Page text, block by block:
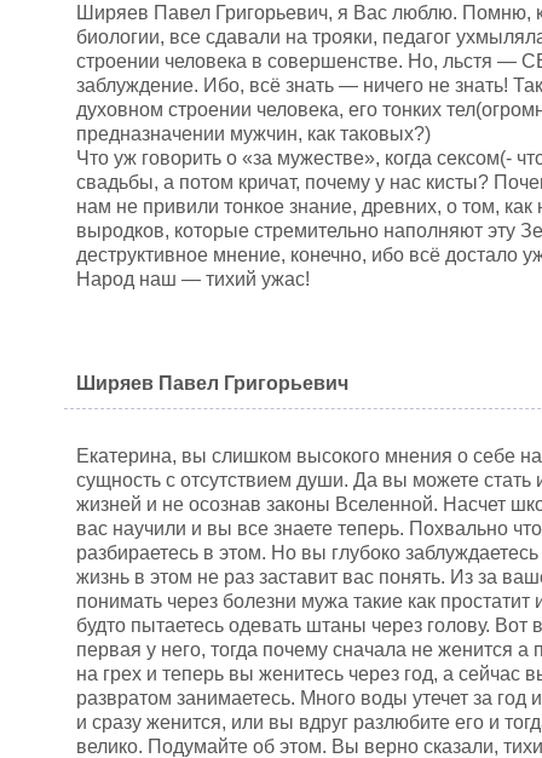
Ширяев Павел Григорьевич, я Вас люблю. Помню,
биологии, все сдавали на трояки, педагог
строении человека в совершенстве. Но, льстя —
заблуждение. Ибо, всё знать — ничего не знать!
духовном строении человека, его тонких
предназначении мужчин, как таковых?)
Что уж говорить о «за мужестве», когда сексом(-
свадьбы, а потом кричат, почему у нас кисты?
нам не привили тонкое знание, древних, о том,
выродков, которые стремительно наполняют
деструктивное мнение, конечно, ибо всё достало
Народ наш — тихий ужас!
Ширяев Павел Григорьевич
Екатерина, вы слишком высокого мнения о себе
сущность с отсутствием души. Да вы можете
жизней и не осознав законы Вселенной. Насчет
вас научили и вы все знаете теперь. Похвально
разбираетесь в этом. Но вы глубоко
жизнь в этом не раз заставит вас понять. Из за
понимать через болезни мужа такие как
будто пытаетесь одевать штаны через голову.
первая у него, тогда почему сначала не женится
на грех и теперь вы женитесь через год, а сейчас
развратом занимаетесь. Много воды утечет за
и сразу женится, или вы вдруг разлюбите его и
велико. Подумайте об этом. Вы верно сказали,